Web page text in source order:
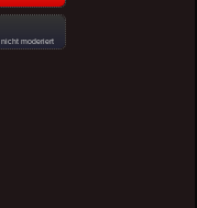
nicht moderiert